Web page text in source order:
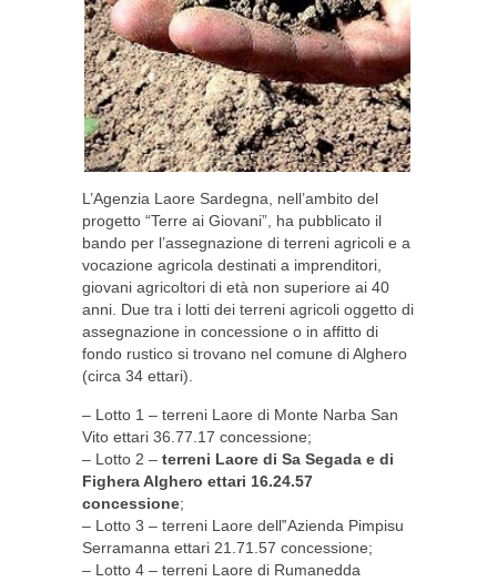
L’Agenzia Laore Sardegna, nell’ambito del
progetto “Terre ai Giovani”, ha pubblicato il
bando per l’assegnazione di terreni agricoli e a
vocazione agricola destinati a imprenditori,
giovani agricoltori di età non superiore ai 40
anni. Due tra i lotti dei terreni agricoli oggetto di
assegnazione in concessione o in affitto di
fondo rustico si trovano nel comune di Alghero
(circa 34 ettari).
– Lotto 1 – terreni Laore di Monte Narba San
Vito ettari 36.77.17 concessione;
– Lotto 2 – terreni Laore di Sa Segada e di
Fighera Alghero ettari 16.24.57
concessione;
– Lotto 3 – terreni Laore dell‟Azienda Pimpisu
Serramanna ettari 21.71.57 concessione;
– Lotto 4 – terreni Laore di Rumanedda